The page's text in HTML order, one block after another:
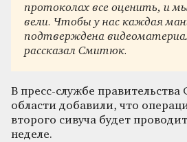
протоколах все оценить, и
вели. Чтобы у нас каждая
подтверждена
рассказал Смитюк.
В пресс-службе правительства
области добавили, что
второго сивуча будет
неделе.